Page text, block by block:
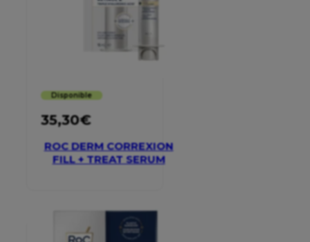
Disponible
35,30€
ROC DERM CORREXION
FILL + TREAT SERUM